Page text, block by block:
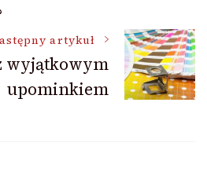
artykuł
wyjątkowym
upominkiem